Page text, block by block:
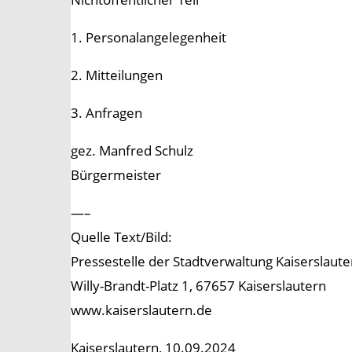
1. Personalangelegenheit
2. Mitteilungen
3. Anfragen
gez. Manfred Schulz
Bürgermeister
—–
Quelle Text/Bild:
Pressestelle der Stadtverwaltung
Willy-Brandt-Platz 1, 67657 Kaiserslautern
www.kaiserslautern.de
Kaiserslautern, 10.09.2024